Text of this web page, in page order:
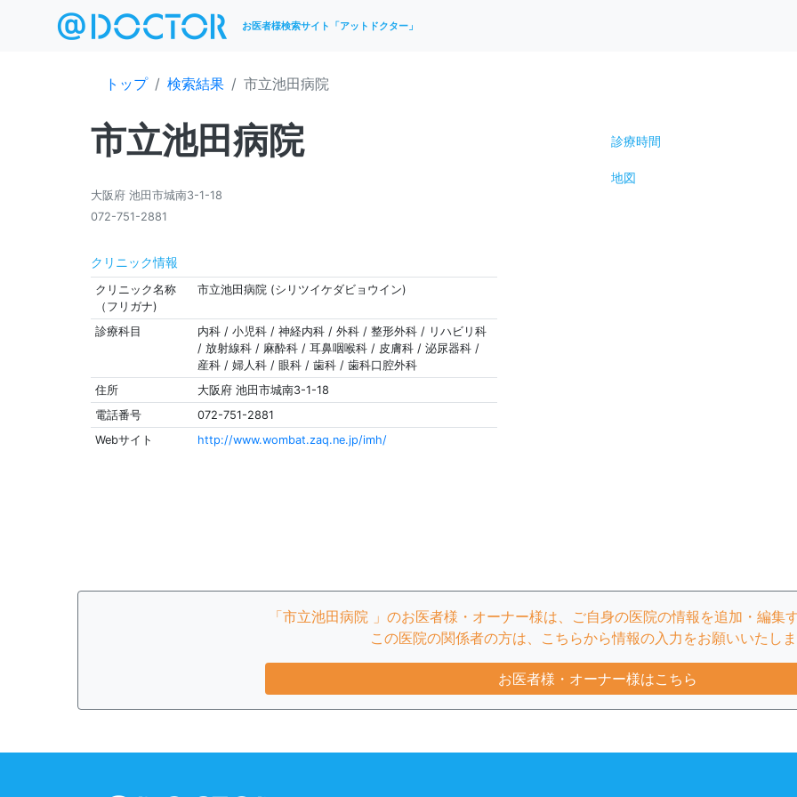
お医者様検索サイト「アットドクター」
トップ 検索結果 市立池田病院
市立池田病院
大阪府 池田市城南3-1-18
072-751-2881
クリニック情報
クリニック名称
（フリガナ)
市立池田病院 (シリツイケダビョウイン)
診療科目
内科 / 小児科 / 神経内科 / 外科 / 整形外科 / リハビリ科
/ 放射線科 / 麻酔科 / 耳鼻咽喉科 / 皮膚科 / 泌尿器科 /
産科 / 婦人科 / 眼科 / 歯科 / 歯科口腔外科
住所
大阪府 池田市城南3-1-18
電話番号
072-751-2881
Webサイト
http://www.wombat.zaq.ne.jp/imh/
診療時間
地図
「市立池田病院 」のお医者様・オーナー様は、ご自身の医院の情報を追加・編集
この医院の関係者の方は、こちらから情報の入力をお願いいたしま
お医者様・オーナー様はこちら